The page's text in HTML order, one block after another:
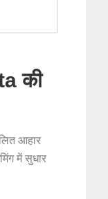
की
आहार
में सुधार